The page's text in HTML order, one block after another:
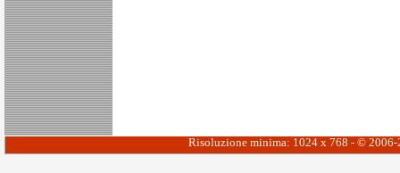
Risoluzione minima: 1024 x 768 - ©